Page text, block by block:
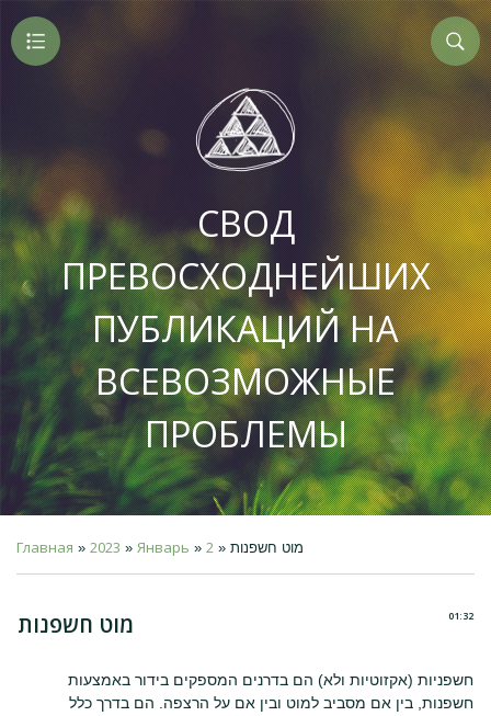
СВОД
ПРЕВОСХОДНЕЙШИХ
ПУБЛИКАЦИЙ НА
ВСЕВОЗМОЖНЫЕ
ПРОБЛЕМЫ
Главная » 2023 » Январь » 2 » מוט חשפנות
01:32 מוט חשפנות
חשפניות (אקזוטיות ולא) הם בדרנים המספקים בידור באמצעות
חשפנות, בין אם מסביב למוט ובין אם על הרצפה. הם בדרך כלל